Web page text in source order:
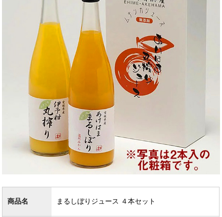
商品名 まるしぼりジュース ４本セット